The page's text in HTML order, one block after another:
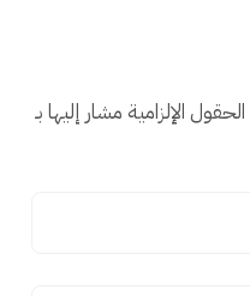
الحقول الإلزامية مشار إليها بـ